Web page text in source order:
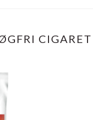
CIGARET